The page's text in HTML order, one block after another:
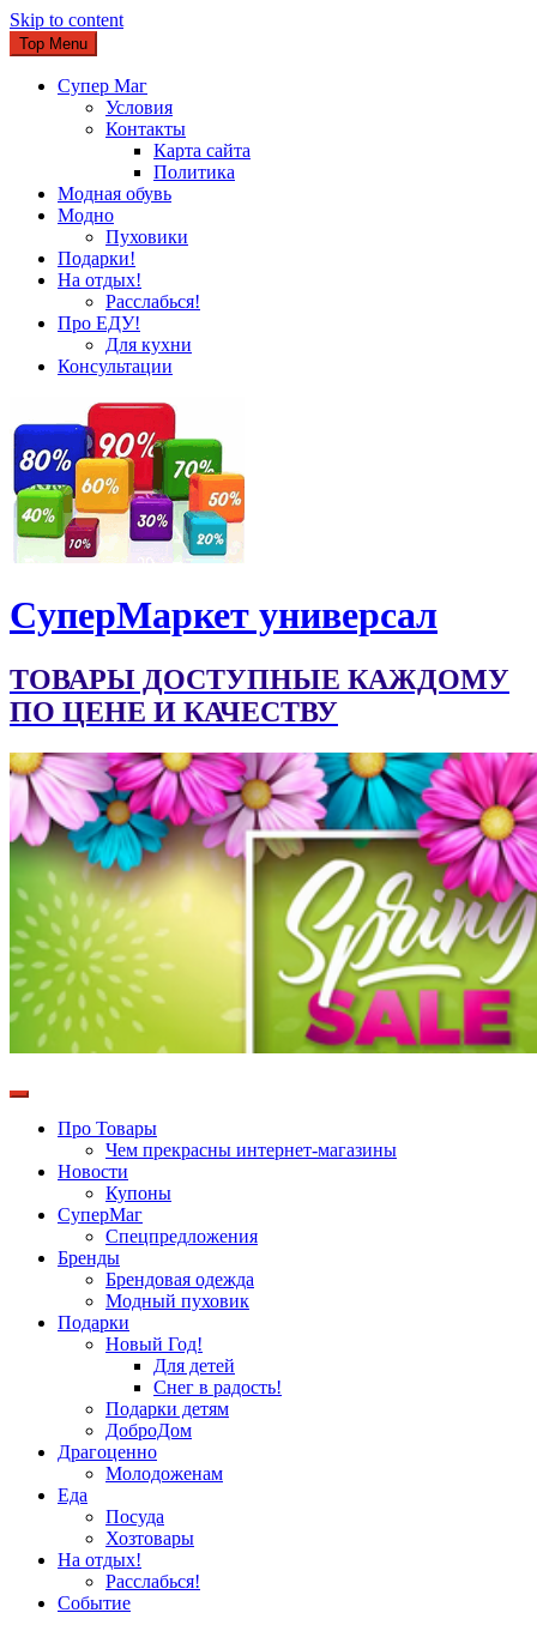
Skip to content
Top Menu
Супер Маг
Условия
Контакты
Карта сайта
Политика
Модная обувь
Модно
Пуховики
Подарки!
На отдых!
Расслабься!
Про ЕДУ!
Для кухни
Консультации
CуперМаркет универсал
ТОВАРЫ ДОСТУПНЫЕ КАЖДОМУ
ПО ЦЕНЕ И КАЧЕСТВУ
Про Товары
Чем прекрасны интернет-магазины
Новости
Купоны
СуперМаг
Спецпредложения
Бренды
Брендовая одежда
Модный пуховик
Подарки
Новый Год!
Для детей
Снег в радость!
Подарки детям
ДоброДом
Драгоценно
Молодоженам
Еда
Посуда
Хозтовары
На отдых!
Расслабься!
Событие